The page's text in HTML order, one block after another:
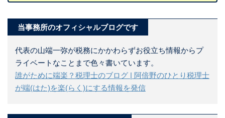
当事務所のオフィシャルブログです
代表の山端一弥が税務にかかわらずお役立ち情報からプ
ライベートなことまで色々書いています。
誰がために端楽？税理士のブログ | 阿倍野のひとり税理士
が端(はた)を楽(らく)にする情報を発信